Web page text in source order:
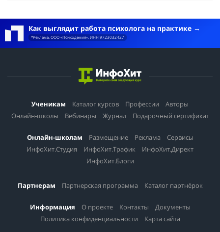
Как выглядит работа психолога на практике
*Реклама. ООО «Психодемия». ИНН 9723032427
Ученикам Каталог курсов Профессии
Авторы
Онлайн-школы
Вебинары Журнал Подарочный сертификат
Онлайн-школам Размещение Реклама
Сервисы
ИнфоХит.Студия
ИнфоХит.Трафик
ИнфоХит.Директ
ИнфоХит.Блоги
Партнерам Партнерская программа Каталог партнёрок
Информация О проекте Контакты
Документы
Политика конфиденциальности
Карта сайта